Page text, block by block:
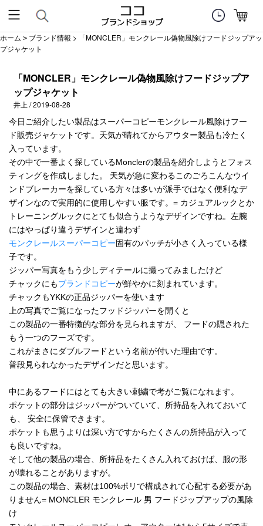
ホーム > ブランド情報 > 「MONCLER」モンクレール偽物風除けフードジップアッ
プジャケット
「MONCLER」モンクレール偽物風除けフードジップア
ップジャケット
井上 / 2019-08-28
今日ご紹介したい製品はスーパーコピーモンクレール風除けフー
ド販売ジャケットです。天気が晴れてからアウター製品も冷たく
入っています。
その中で一番よく探しているMonclerの製品を紹介しようとフォス
ティングを作成しました。 天気が急に変わるこのごろこんなウイ
ンドブレーカーを探している方々は多いが派手ではなく便利なデ
ザインなので実用的に使用しやすい服です。= カジュアルックとか
トレーニングルックにとても似合うようなデザインですね。左腕
にはやっぱり違うデザインと違わず
モンクレールスーパーコピー固有のパッチが小さく入っている様
子です。
ジッパー写真をもう少しディテールに撮ってみましたけど
チャックにもブランドコピーが鮮やかに刻まれています。
チャックもYKKの正品ジッパーを使います
上の写真でご覧になったフッドジッパーを開くと
この製品の一番特徴的な部分を見られますが、 フードの隠された
もう一つのフーズです。
これがまさにダブルフードという名前が付いた理由です。
普段見られなかったデザインだと思います。
中にあるフードにはとても大きい刺繍で考がご覧になれます。
ポケットの部分はジッパーがついていて、所持品を入れておいて
も、 安全に保管できます。
ポケットも思うよりは深い方ですからたくさんの所持品が入って
も良いですね。
そして他の製品の場合、所持品をたくさん入れておけば、服の形
が壊れることがありますが。
この製品の場合、素材は100%ポリで構成されて心配する必要があ
りません= MONCLER モンクレール 男 フードジップアップの風除
け